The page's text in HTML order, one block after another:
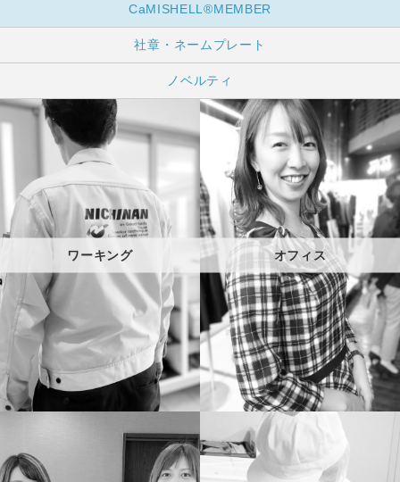
CaMISHELL®MEMBER
社章・ネームプレート
ノベルティ
ワーキング オフィス